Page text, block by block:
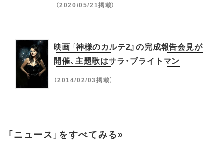
（2020/05/21掲載）
映画『神様のカルテ2』の完成報告会見が
開催、主題歌はサラ・ブライトマン
（2014/02/03掲載）
「ニュース」をすべてみる»